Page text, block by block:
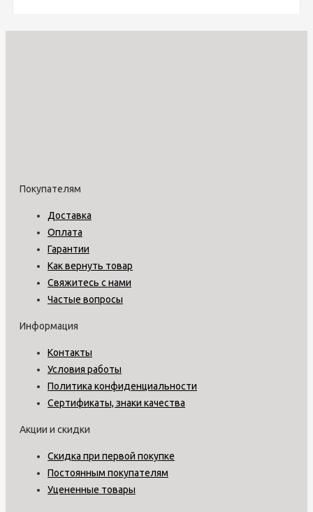
Покупателям
Доставка
Оплата
Гарантии
Как вернуть товар
Свяжитесь с нами
Частые вопросы
Информация
Контакты
Условия работы
Политика конфиденциальности
Сертификаты, знаки качества
Акции и скидки
Скидка при первой покупке
Постоянным покупателям
Уцененные товары